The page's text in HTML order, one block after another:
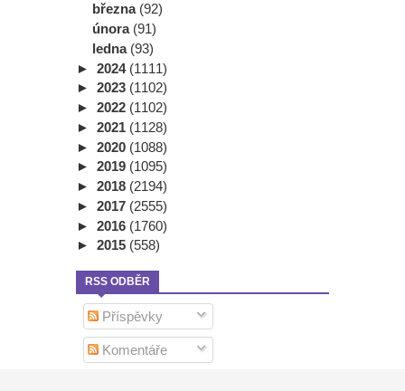
března (92)
února (91)
ledna (93)
► 2024 (1111)
► 2023 (1102)
► 2022 (1102)
► 2021 (1128)
► 2020 (1088)
► 2019 (1095)
► 2018 (2194)
► 2017 (2555)
► 2016 (1760)
► 2015 (558)
RSS ODBĚR
Příspěvky
Komentáře